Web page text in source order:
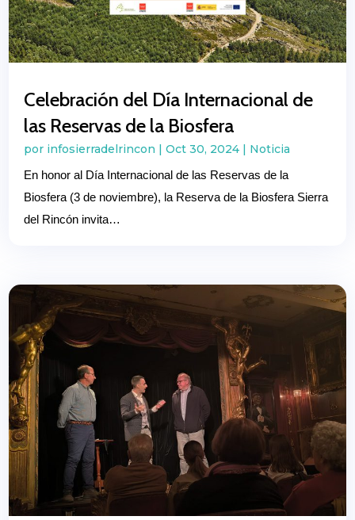
Celebración del Día Internacional de
las Reservas de la Biosfera
por infosierradelrincon |Oct 30, 2024 | Noticia
En honor al Día Internacional de las Reservas de la
Biosfera (3 de noviembre), la Reserva de la Biosfera Sierra
del Rincón invita…